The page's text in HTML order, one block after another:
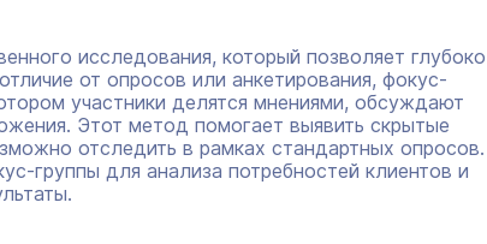
исследования, который позволяет глубоко
от опросов или анкетирования, фокус-
участники делятся мнениями, обсуждают
Этот метод помогает выявить скрытые
отследить в рамках стандартных опросов.
группы для анализа потребностей клиентов и